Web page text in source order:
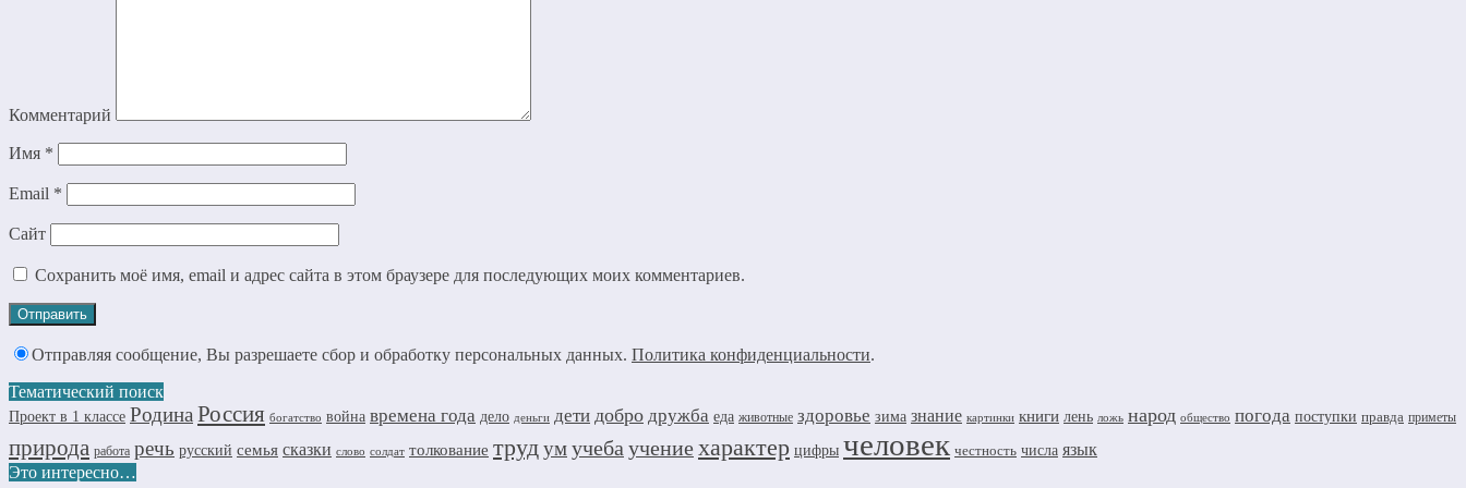
Комментарий
Имя *
Email *
Сайт
Сохранить моё имя, email и адрес сайта в этом браузере для последующих моих комментариев.
Отправляя сообщение, Вы разрешаете сбор и обработку персональных данных. Политика конфиденциальности.
Тематический поиск
Проект в 1 классе Родина Россия богатство война времена года дело деньги дети добро дружба еда животные здоровье зима знание картинки книги лень ложь народ общество погода поступки правда приметы
природа работа речь русский семья сказки слово солдат толкование трудумучеба учениехарактер цифры человек честность числа язык
Это интересно…